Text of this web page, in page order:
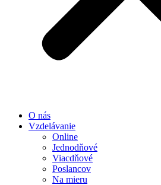
O nás
Vzdelávanie
Online
Jednodňové
Viacdňové
Poslancov
Na mieru